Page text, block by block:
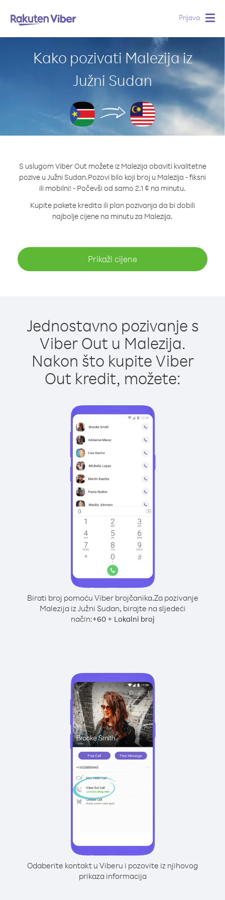
Prijava
Kako pozivati Malezija iz
Južni Sudan
S uslugom Viber Out možete iz Malezija obaviti kvalitetne
pozive u Južni Sudan.Pozovi bilo koji broj u Malezija - fiksni
ili mobilni! - Počevši od samo 2.1 ¢ na minutu.
Kupite pakete kredita ili plan pozivanja da bi dobili
najbolje cijene na minutu za Malezija.
Prikaži cijene
Jednostavno pozivanje s
Viber Out u Malezija.
Nakon što kupite Viber
Out kredit, možete:
Birati broj pomoću Viber brojčanika.Za pozivanje
Malezija iz Južni Sudan, birajte na sljedeći
način:+60+ Lokalni broj
Odaberite kontakt u Viberu i pozovite iz njihovog
prikaza informacija